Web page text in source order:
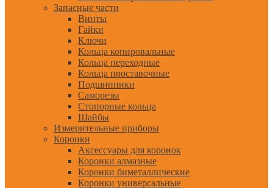
Запасные части
Винты
Гайки
Ключи
Кольца копировальные
Кольца переходные
Кольца проставочные
Подшипники
Саморезы
Стопорные кольца
Шайбы
Измерительные приборы
Коронки
Аксессуары для коронок
Коронки алмазные
Коронки биметаллические
Коронки универсальные